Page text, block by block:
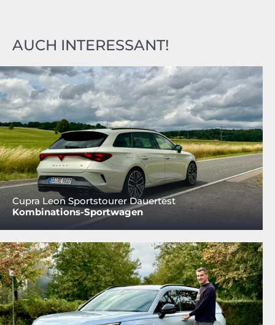
AUCH INTERESSANT!
Cupra Leon Sportstourer Dauertest
Kombinations-Sportwagen